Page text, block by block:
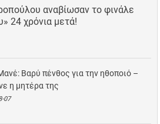
αναβίωσαν το φινάλε
24 χρόνια μετά!
Βαρύ πένθος για την ηθοποιό –
η μητέρα της
07